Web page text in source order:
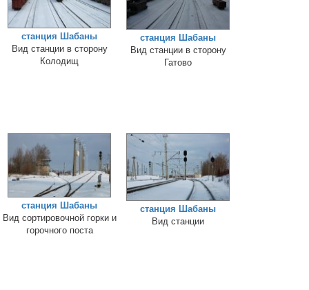
станция Шабаны
Вид станции в сторону
Колодищ
станция Шабаны
Вид станции в сторону
Гатово
станция Шабаны
Вид сортировочной горки и
горочного поста
станция Шабаны
Вид станции